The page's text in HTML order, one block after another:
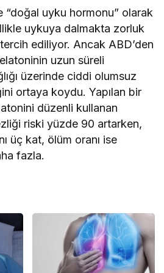
“doğal uyku hormonu” olarak
uykuya dalmakta zorluk
ediliyor. Ancak ABD’den
uzun süreli
üzerinde ciddi olumsuz
ortaya koydu. Yapılan bir
düzenli kullanan
riski yüzde 90 artarken,
üç kat, ölüm oranı ise
fazla.